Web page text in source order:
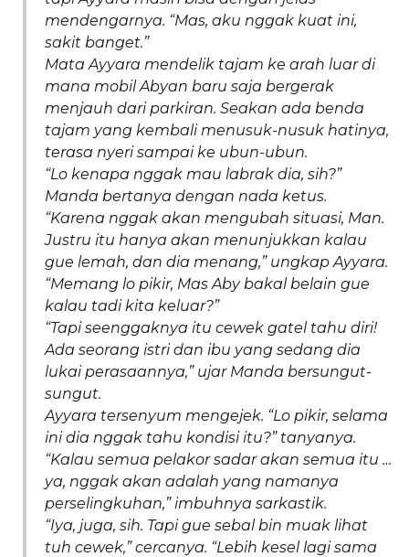
mendengarnya. “Mas, aku nggak kuat ini,
sakit banget.”
Mata Ayyara mendelik tajam ke arah luar di
mana mobil Abyan baru saja bergerak
menjauh dari parkiran. Seakan ada benda
tajam yang kembali menusuk-nusuk hatinya,
terasa nyeri sampai ke ubun-ubun.
“Lo kenapa nggak mau labrak dia, sih?”
Manda bertanya dengan nada ketus.
“Karena nggak akan mengubah situasi, Man.
Justru itu hanya akan menunjukkan kalau
gue lemah, dan dia menang,” ungkap Ayyara.
“Memang lo pikir, Mas Aby bakal belain gue
kalau tadi kita keluar?”
“Tapi seenggaknya itu cewek gatel tahu diri!
Ada seorang istri dan ibu yang sedang dia
lukai perasaannya,” ujar Manda bersungut-
sungut.
Ayyara tersenyum mengejek. “Lo pikir, selama
ini dia nggak tahu kondisi itu?” tanyanya.
“Kalau semua pelakor sadar akan semua itu …
ya, nggak akan adalah yang namanya
perselingkuhan,” imbuhnya sarkastik.
“Iya, juga, sih. Tapi gue sebal bin muak lihat
tuh cewek,” cercanya. “Lebih kesel lagi sama